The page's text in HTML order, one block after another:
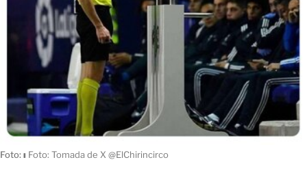
Foto:ı Foto: Tomada de X @ElChirincirco